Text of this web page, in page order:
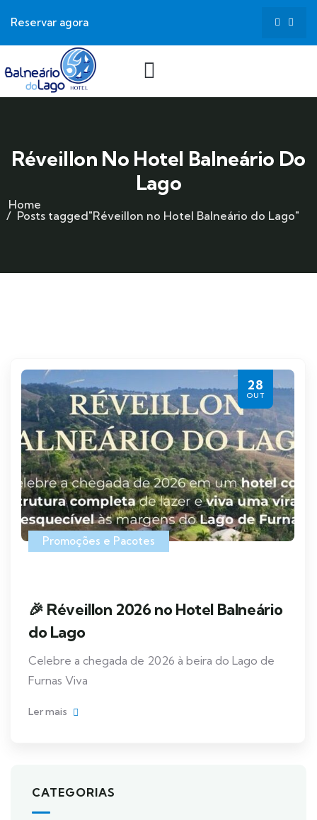
Reservar agora
Réveillon No Hotel Balneário Do
Lago
Home
Posts tagged"Réveillon no Hotel Balneário do Lago"
28
OUT
Promoções e Pacotes
🎉 Réveillon 2026 no Hotel Balneário
do Lago
Celebre a chegada de 2026 à beira do Lago de
Furnas Viva
Ler mais
CATEGORIAS